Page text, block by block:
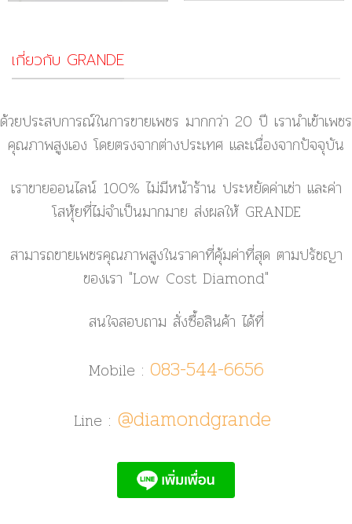
เกี่ยวกับ GRANDE
ด้วยประสบการณ์ในการขายเพชร มากกว่า 20 ปี เรานำเข้าเพชร
คุณภาพสูงเอง โดยตรงจากต่างประเทศ และเนื่องจากปัจจุบัน
เราขายออนไลน์ 100% ไม่มีหน้าร้าน ประหยัดค่าเช่า และค่า
โสหุ้ยที่ไม่จำเป็นมากมาย ส่งผลให้ GRANDE
สามารถขายเพชรคุณภาพสูงในราคาที่คุ้มค่าที่สุด ตามปรัชญา
ของเรา "Low Cost Diamond"
สนใจสอบถาม สั่งซื้อสินค้า ได้ที่
Mobile : 083-544-6656
Line : @diamondgrande